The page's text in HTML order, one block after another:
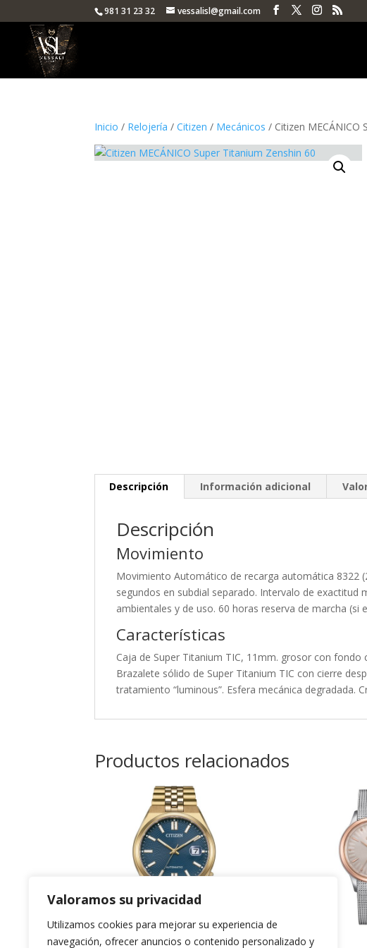
Valoramos su privacidad
Utilizamos cookies para mejorar su experiencia de
navegación, ofrecer anuncios o contenido personalizado y
981 31 23 32 vessalisl@gmail.com
Inicio / Relojería /Citizen / Mecánicos / Citizen MECÁNICO
Descripción Información adicional
Descripción
Movimiento
Movimiento Automático de recarga automática 8322
segundos en subdial separado. Intervalo de exactitud
ambientales y de uso. 60 horas reserva de marcha (si
Características
Caja de Super Titanium TIC, 11mm. grosor con
Brazalete sólido de Super Titanium TIC con cierre
tratamiento “luminous”. Esfera mecánica degradada.
Productos relacionados